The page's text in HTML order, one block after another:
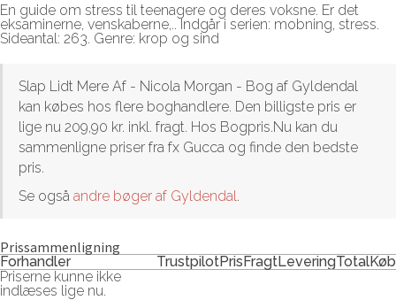
En guide om stress til teenagere og deres voksne. Er det
eksaminerne, venskaberne,.. Indgår i serien: mobning, stress.
Sideantal: 263. Genre: krop og sind
Slap Lidt Mere Af - Nicola Morgan - Bog af Gyldendal
kan købes hos flere boghandlere. Den billigste pris er
lige nu 209,90 kr. inkl. fragt. Hos Bogpris.Nu kan du
sammenligne priser fra fx Gucca og finde den bedste
pris.
Se også andre bøger af Gyldendal.
Prissammenligning
Forhandler TrustpilotPrisFragtLeveringTotalKøb
Priserne kunne ikke
indlæses lige nu.